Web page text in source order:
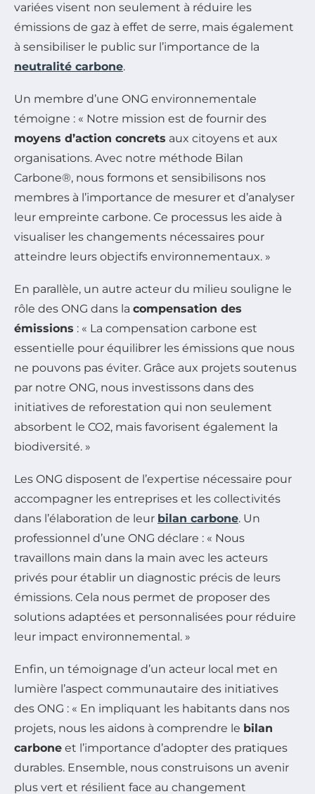
variées visent non seulement à réduire les
émissions de gaz à effet de serre, mais également
à sensibiliser le public sur l’importance de la
neutralité carbone.
Un membre d’une ONG environnementale
témoigne : « Notre mission est de fournir des
moyens d’action concrets aux citoyens et aux
organisations. Avec notre méthode Bilan
Carbone®, nous formons et sensibilisons nos
membres à l’importance de mesurer et d’analyser
leur empreinte carbone. Ce processus les aide à
visualiser les changements nécessaires pour
atteindre leurs objectifs environnementaux. »
En parallèle, un autre acteur du milieu souligne le
rôle des ONG dans la compensation des
émissions : « La compensation carbone est
essentielle pour équilibrer les émissions que nous
ne pouvons pas éviter. Grâce aux projets soutenus
par notre ONG, nous investissons dans des
initiatives de reforestation qui non seulement
absorbent le CO2, mais favorisent également la
biodiversité. »
Les ONG disposent de l’expertise nécessaire pour
accompagner les entreprises et les collectivités
dans l’élaboration de leur bilan carbone. Un
professionnel d’une ONG déclare : « Nous
travaillons main dans la main avec les acteurs
privés pour établir un diagnostic précis de leurs
émissions. Cela nous permet de proposer des
solutions adaptées et personnalisées pour réduire
leur impact environnemental. »
Enfin, un témoignage d’un acteur local met en
lumière l’aspect communautaire des initiatives
des ONG : « En impliquant les habitants dans nos
projets, nous les aidons à comprendre le bilan
carbone et l’importance d’adopter des pratiques
durables. Ensemble, nous construisons un avenir
plus vert et résilient face au changement